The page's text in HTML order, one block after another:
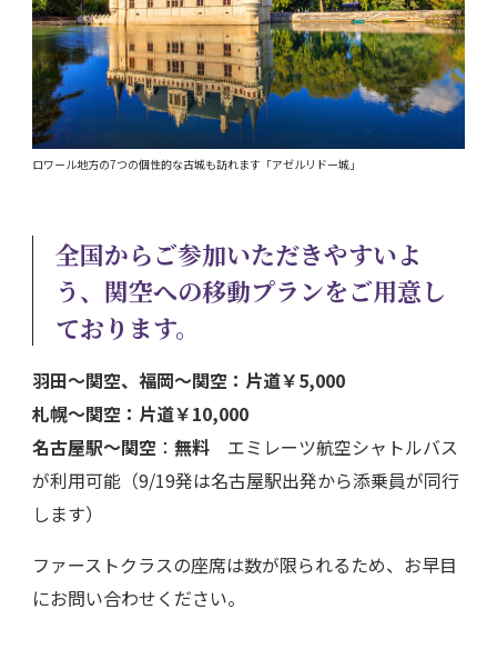
ロワール地方の7つの個性的な古城も訪れます「アゼルリドー城」
全国からご参加いただきやすいよ
う、関空への移動プランをご用意し
ております。
羽田～関空、福岡～関空：片道￥5,000
札幌～関空：片道￥10,000
名古屋駅～関空 ： 無料 エミレーツ航空シャトルバス
が利用可能（9/19発は名古屋駅出発から添乗員が同行
します）
ファーストクラスの座席は数が限られるため、お早目
にお問い合わせください。